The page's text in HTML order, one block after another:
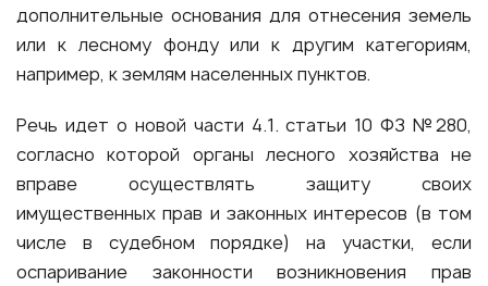
дополнительные основания для отнесения земель
или к лесному фонду или к другим категориям,
например, к землям населенных пунктов.
Речь идет о новой части 4.1. статьи 10 ФЗ №280,
согласно которой органы лесного хозяйства не
вправе осуществлять защиту своих
имущественных прав и законных интересов (в том
числе в судебном порядке) на участки, если
оспаривание законности возникновения прав